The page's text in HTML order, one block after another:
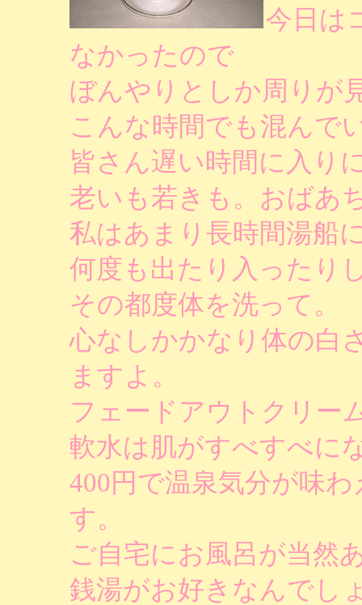
今日は
なかったので
ぼんやりとしか周りが
こんな時間でも混んで
皆さん遅い時間に入り
老いも若きも。おばあ
私はあまり長時間湯船
何度も出たり入ったり
その都度体を洗って。
心なしかかなり体の白
ますよ。
フェードアウトクリー
軟水は肌がすべすべに
400円で温泉気分が味
す。
ご自宅にお風呂が当然
銭湯がお好きなんでし